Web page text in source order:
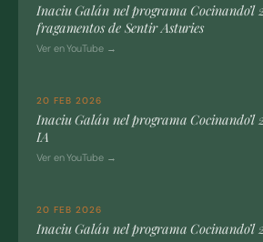
Inaciu Galán nel programa Cocinando’l
fragamentos de Sentir Asturies
Ver en YouTube →
20 FEB 2026
Inaciu Galán nel programa Cocinando’l
IA
Ver en YouTube →
20 FEB 2026
Inaciu Galán nel programa Cocinando’l